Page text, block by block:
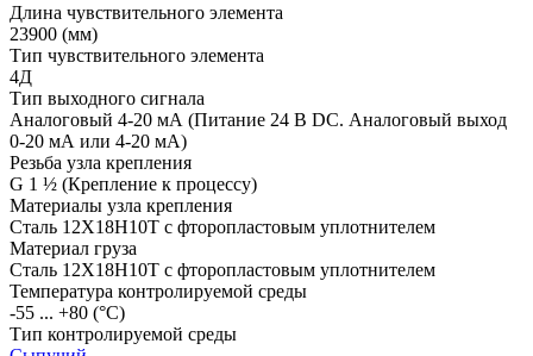
Длина чувствительного элемента
23900 (мм)
Тип чувствительного элемента
4Д
Тип выходного сигнала
Аналоговый 4-20 мА (Питание 24 В DC. Аналоговый выход
0-20 мА или 4-20 мА)
Резьба узла крепления
G 1 ½ (Крепление к процессу)
Материалы узла крепления
Сталь 12Х18Н10Т с фторопластовым уплотнителем
Материал груза
Сталь 12Х18Н10Т с фторопластовым уплотнителем
Температура контролируемой среды
-55 ... +80 (°С)
Тип контролируемой среды